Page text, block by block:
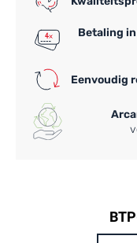
Betaling
Eenvoudig